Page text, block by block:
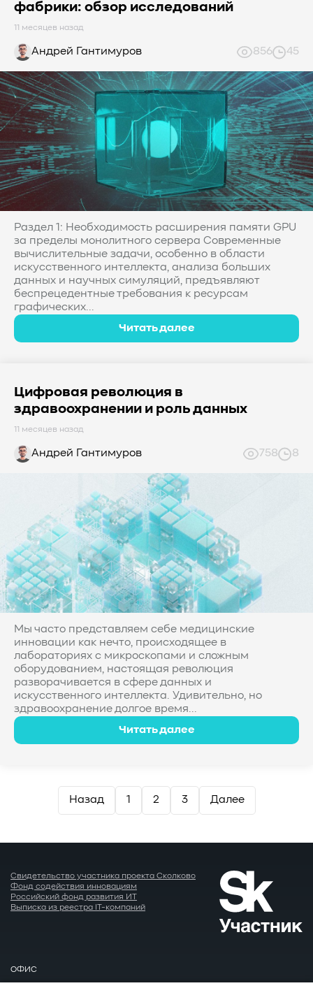
фабрики: обзор исследований
11 месяцев назад
Андрей Гантимуров 856 45
Раздел 1: Необходимость расширения памяти GPU
за пределы монолитного сервера Современные
вычислительные задачи, особенно в области
искусственного интеллекта, анализа больших
данных и научных симуляций, предъявляют
беспрецедентные требования к ресурсам
графических...
Читать далее
Цифровая революция в
здравоохранении и роль данных
11 месяцев назад
Андрей Гантимуров 758 8
Мы часто представляем себе медицинские
инновации как нечто, происходящее в
лабораториях с микроскопами и сложным
оборудованием, настоящая революция
разворачивается в сфере данных и
искусственного интеллекта. Удивительно, но
здравоохранение долгое время...
Читать далее
Назад 1 2 3 Далее
Свидетельство участника проекта Сколково
Фонд содействия инновациям
Российский фонд развития ИТ
Выписка из реестра IT-компаний
ОФИС